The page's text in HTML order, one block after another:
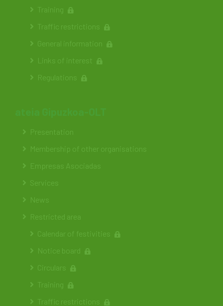
Training
Traffic restrictions
General information
Links of interest
Regulations
Presentation
Membership of other organisations
Empresas Asociadas
Services
News
Restricted area
Calendar of festivities
Notice board
Circulars
Training
Traffic restrictions